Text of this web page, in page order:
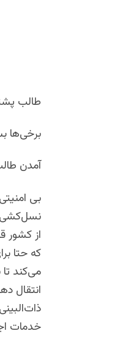
طالب
برخی‌ها
آمدن
بی
از کشور
که حتا
می‌کند
انتقال
خدمات